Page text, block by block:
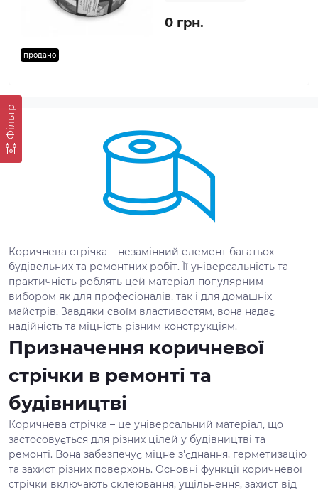
Фільтр
продано
0 грн.
Коричнева стрічка – незамінний елемент багатьох
будівельних та ремонтних робіт. Її універсальність та
практичність роблять цей матеріал популярним
вибором як для професіоналів, так і для домашніх
майстрів. Завдяки своїм властивостям, вона надає
надійність та міцність різним конструкціям.
Призначення коричневої
стрічки в ремонті та
будівництві
Коричнева стрічка – це універсальний матеріал, що
застосовується для різних цілей у будівництві та
ремонті. Вона забезпечує міцне з'єднання, герметизацію
та захист різних поверхонь. Основні функції коричневої
стрічки включають склеювання, ущільнення, захист від